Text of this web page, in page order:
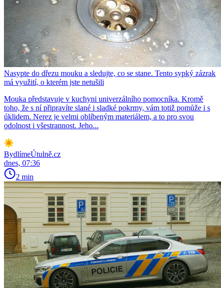
Nasypte do dřezu mouku a sledujte, co se stane. Tento sypký zázrak
má využití, o kterém jste netušili
Mouka představuje v kuchyni univerzálního pomocníka. Kromě
toho, že s ní připravíte slané i sladké pokrmy, vám totiž pomůže i s
úklidem. Nerez je velmi oblíbeným materiálem, a to pro svou
odolnost i všestrannost. Jeho...
BydlímeÚtulně.cz
dnes, 07:36
2 min